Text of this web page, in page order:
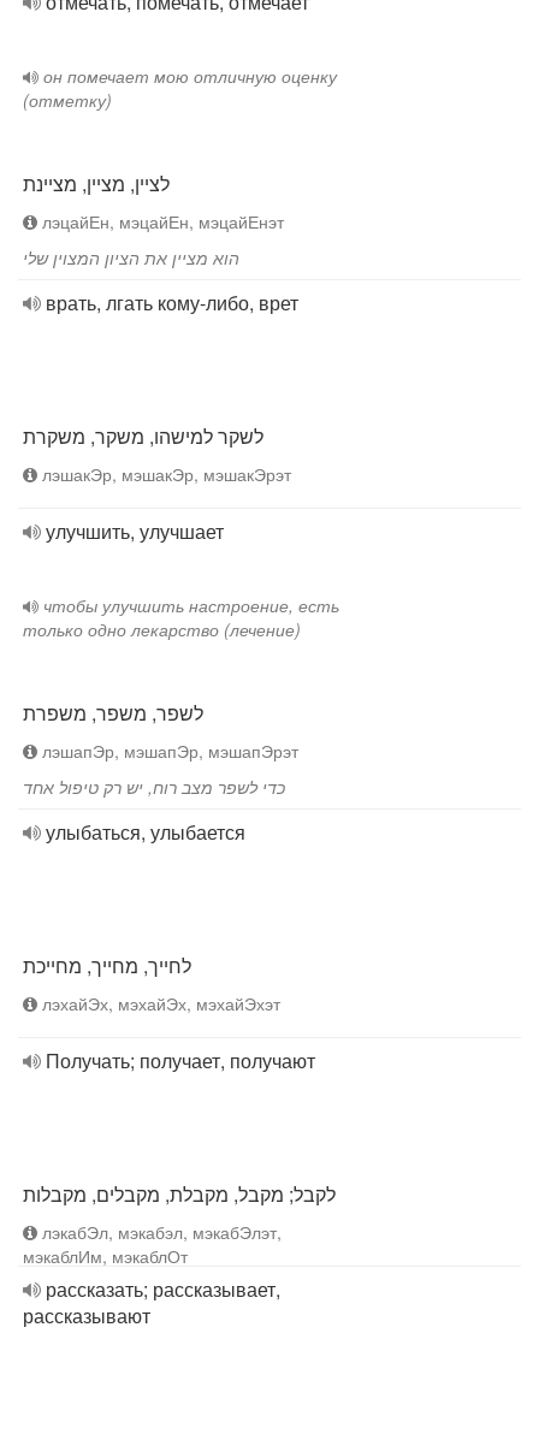
он помечает мою отличную оценку
(отметку)
לציין, מציין, מציינת
лэцайЕн, мэцайЕн, мэцайЕнэт
הוא מציין את הציון המצוין שלי
врать, лгать кому-либо, врет
לשקר למישהו, משקר, משקרת
лэшакЭр, мэшакЭр, мэшакЭрэт
улучшить, улучшает
чтобы улучшить настроение, есть
только одно лекарство (лечение)
לשפר, משפר, משפרת
лэшапЭр, мэшапЭр, мэшапЭрэт
כדי לשפר מצב רוח, יש רק טיפול אחד
улыбаться, улыбается
לחייך, מחייך, מחייכת
лэхайЭх, мэхайЭх, мэхайЭхэт
Получать; получает, получают
לקבל; מקבל, מקבלת, מקבלים, מקבלות
лэкабЭл, мэкабэл, мэкабЭлэт,
мэкаблИм, мэкаблОт
рассказать; рассказывает,
рассказывают